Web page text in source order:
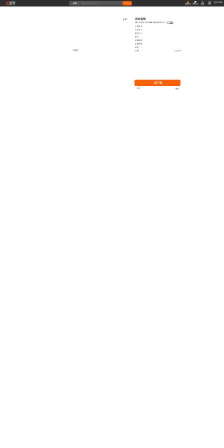
藝墅 全部 搜索 收藏本站 创作中心 收藏 充值
登录 |注册
加载中...
收藏 高清贴图
ID: 1973152406266458113 复制
上传时间
文件大小
图片尺寸
格式
品牌贴图
无缝贴图
授权
价格 0.00艺币
立即下载
分享 举报